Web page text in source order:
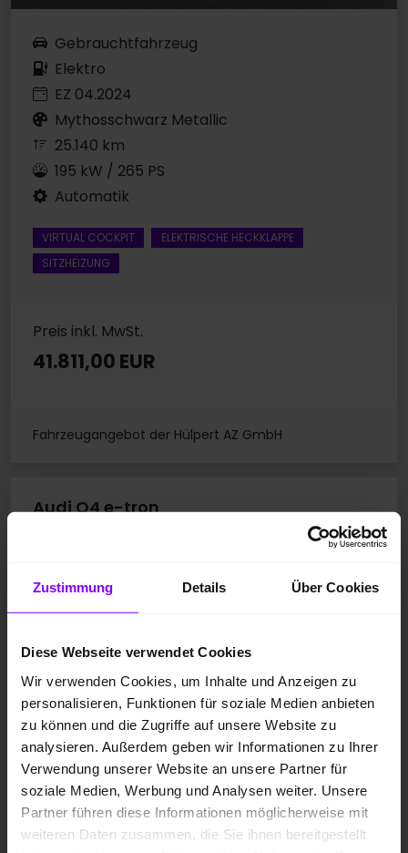
Zustimmung Details Über Cookies
Diese Webseite verwendet Cookies
Wir verwenden Cookies, um Inhalte und Anzeigen zu
personalisieren, Funktionen für soziale Medien anbieten
zu können und die Zugriffe auf unsere Website zu
analysieren. Außerdem geben wir Informationen zu Ihrer
Verwendung unserer Website an unsere Partner für
soziale Medien, Werbung und Analysen weiter. Unsere
Partner führen diese Informationen möglicherweise mit
weiteren Daten zusammen, die Sie ihnen bereitgestellt
Gebrauchtfahrzeug
Elektro
EZ 04.2024
Mythosschwarz Metallic
25.140 km
195 kW / 265 PS
Automatik
VIRTUAL COCKPIT
ELEKTRISCHE HECKKLAPPE
SITZHEIZUNG
Preis inkl. MwSt.
41.811,00 EUR
Fahrzeugangebot der Hülpert AZ GmbH
Audi Q4 e-tron
Q4 e-tron 40 WÄRMEPUMPE LM20 NAVI+ SITZHEIZUNG